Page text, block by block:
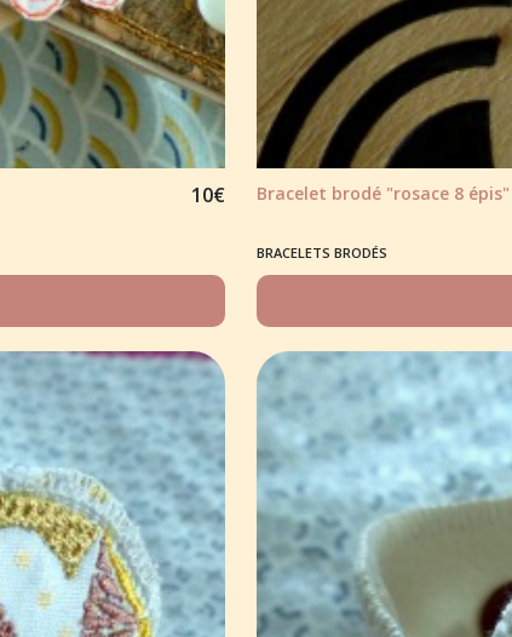
10€ Bracelet brodé "rosace 8
BRACELETS BRODÉS